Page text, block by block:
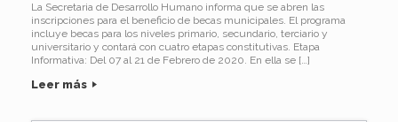
La Secretaria de Desarrollo Humano informa que se abren las
inscripciones para el beneficio de becas municipales. El programa
incluye becas para los niveles primario, secundario, terciario y
universitario y contará con cuatro etapas constitutivas. Etapa
Informativa: Del 07 al 21 de Febrero de 2020. En ella se […]
Leer más